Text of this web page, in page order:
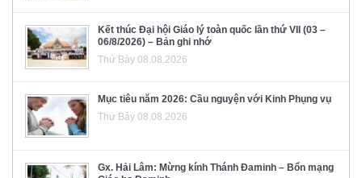
Kết thúc Đại hội Giáo lý toàn quốc lần thứ VII (03 –
06/8/2026) – Bản ghi nhớ
Thứ Bảy 08.08.2026
Mục tiêu năm 2026: Cầu nguyện với Kinh Phụng vụ
Thứ Bảy 08.08.2026
Gx. Hải Lâm: Mừng kính Thánh Đaminh – Bổn mạng